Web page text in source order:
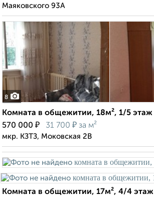
Маяковского 93А
8
Комната в общежитии, 18м², 1/5 этаж
570 000 ₽ 31 700 ₽ за м²
мкр. КЗТЗ, Моковская 2В
Комната в общежитии, 17м², 4/4 этаж